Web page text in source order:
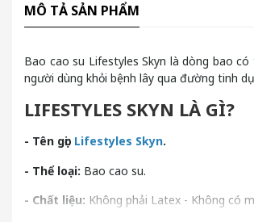
MÔ TẢ SẢN PHẨM
Bao cao su Lifestyles Skyn là dòng bao
người dùng khỏi bệnh lây qua đường tinh
LIFESTYLES SKYN LÀ GÌ?
- Tên gọi: Lifestyles Skyn.
- Thể loại: Bao cao su.
- Chất liệu: Không phải Latex - Không có